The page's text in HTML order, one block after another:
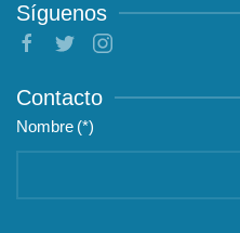
Síguenos
Contacto
Nombre (*)